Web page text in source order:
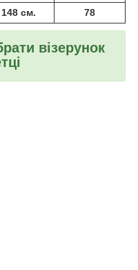
148 см. 78
візерунок